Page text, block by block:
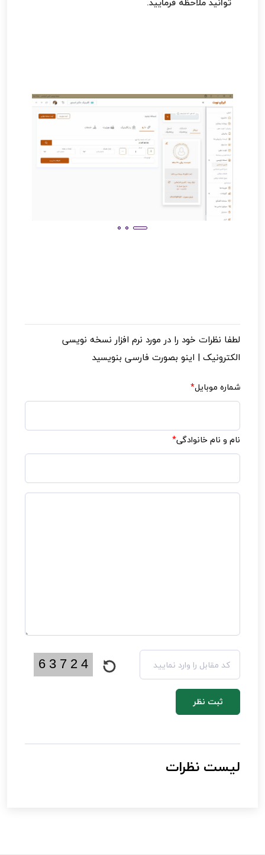
لطفا نظرات خود را در مورد نرم افزار نسخه نویسی
الکترونیک | اینو بصورت فارسی بنویسید
شماره موبایل*
نام و نام خانوادگی*
ثبت نظر
لیست نظرات